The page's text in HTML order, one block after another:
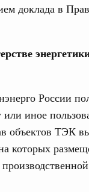
доклада в
России
иное
объектов ТЭК
которых